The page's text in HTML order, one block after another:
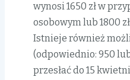
wynosi 1650 zł w
osobowym lub 1800
Istnieje również
(odpowiednio: 950 lub
przesłać do 15